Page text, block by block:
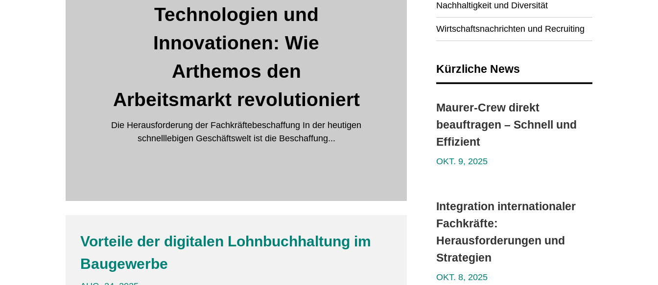
Technologien und
Innovationen: Wie
Arthemos den
Arbeitsmarkt revolutioniert
Die Herausforderung der Fachkräftebeschaffung In der heutigen
schnelllebigen Geschäftswelt ist die Beschaffung...
Vorteile der digitalen Lohnbuchhaltung im
Baugewerbe
Nachhaltigkeit und Diversität
Wirtschaftsnachrichten und Recruiting
Kürzliche News
Maurer-Crew direkt
beauftragen – Schnell und
Effizient
OKT. 9, 2025
Integration internationaler
Fachkräfte:
Herausforderungen und
Strategien
OKT. 8, 2025